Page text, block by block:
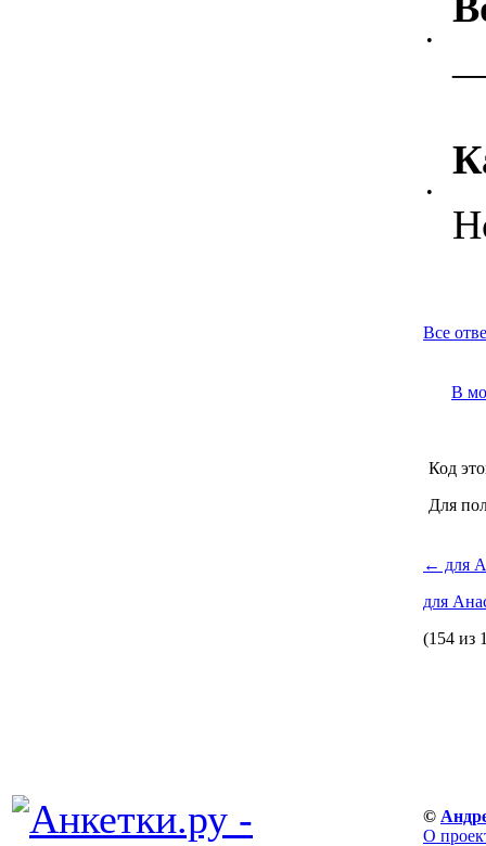
•
•
Все
В
Код
Для
← для
для
(154 из
©
О